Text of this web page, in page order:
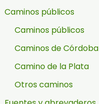
Caminos públicos
Caminos públicos
Caminos de Córdoba
Camino de la Plata
Otros caminos